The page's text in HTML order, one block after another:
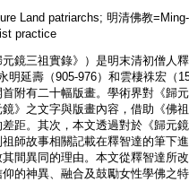
Land patriarchs; 明清佛教
practice
鏡三祖實錄》）是明末清初僧人
明延壽（905-976）和雲棲袾宏（
附有二十幅版畫。學術界對《歸
》之文字與版畫內容，借助《佛
距。其次，本文透過對於《歸元
師故事相關記載在釋智達的筆下
間異同的理由。本文從釋智達所
的神異、融合及鼓勵女性學佛之特